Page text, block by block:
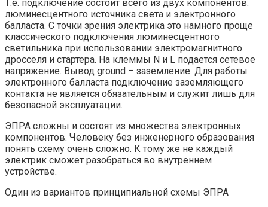
Т.е. подключение состоит всего из двух компонентов:
люминесцентного источника света и электронного
балласта. С точки зрения электрика это намного проще
классического подключения люминесцентного
светильника при использовании электромагнитного
дросселя и стартера. На клеммы N и L подается сетевое
напряжение. Вывод ground – заземление. Для работы
электронного балласта подключение заземляющего
контакта не является обязательным и служит лишь для
безопасной эксплуатации.
ЭПРА сложны и состоят из множества электронных
компонентов. Человеку без инженерного образования
понять схему очень сложно. К тому же не каждый
электрик сможет разобраться во внутреннем
устройстве.
Один из вариантов принципиальной схемы ЭПРА